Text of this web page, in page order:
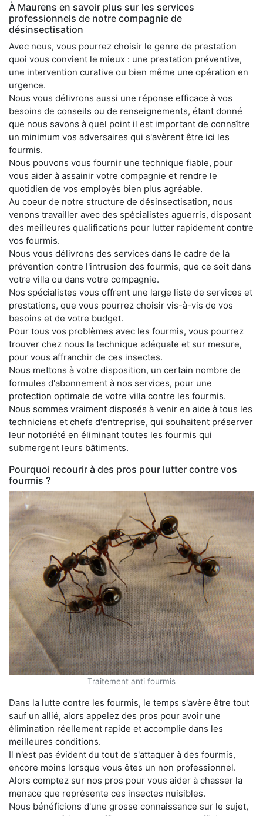
À Maurens en savoir plus sur les services
professionnels de notre compagnie de
désinsectisation
Avec nous, vous pourrez choisir le genre de prestation
quoi vous convient le mieux : une prestation préventive,
une intervention curative ou bien même une opération en
urgence.
Nous vous délivrons aussi une réponse efficace à vos
besoins de conseils ou de renseignements, étant donné
que nous savons à quel point il est important de connaître
un minimum vos adversaires qui s'avèrent être ici les
fourmis.
Nous pouvons vous fournir une technique fiable, pour
vous aider à assainir votre compagnie et rendre le
quotidien de vos employés bien plus agréable.
Au coeur de notre structure de désinsectisation, nous
venons travailler avec des spécialistes aguerris, disposant
des meilleures qualifications pour lutter rapidement contre
vos fourmis.
Nous vous délivrons des services dans le cadre de la
prévention contre l'intrusion des fourmis, que ce soit dans
votre villa ou dans votre compagnie.
Nos spécialistes vous offrent une large liste de services et
prestations, que vous pourrez choisir vis-à-vis de vos
besoins et de votre budget.
Pour tous vos problèmes avec les fourmis, vous pourrez
trouver chez nous la technique adéquate et sur mesure,
pour vous affranchir de ces insectes.
Nous mettons à votre disposition, un certain nombre de
formules d'abonnement à nos services, pour une
protection optimale de votre villa contre les fourmis.
Nous sommes vraiment disposés à venir en aide à tous les
techniciens et chefs d'entreprise, qui souhaitent préserver
leur notoriété en éliminant toutes les fourmis qui
submergent leurs bâtiments.
Pourquoi recourir à des pros pour lutter contre vos
fourmis ?
Traitement anti fourmis
Dans la lutte contre les fourmis, le temps s'avère être tout
sauf un allié, alors appelez des pros pour avoir une
élimination réellement rapide et accomplie dans les
meilleures conditions.
Il n'est pas évident du tout de s'attaquer à des fourmis,
encore moins lorsque vous êtes un non professionnel.
Alors comptez sur nos pros pour vous aider à chasser la
menace que représente ces insectes nuisibles.
Nous bénéficions d'une grosse connaissance sur le sujet,